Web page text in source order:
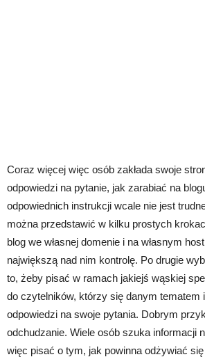
Coraz więcej więc osób zakłada swoje
odpowiedzi na pytanie, jak zarabiać na
odpowiednich instrukcji wcale nie jest
można przedstawić w kilku prostych
blog we własnej domenie i na własnym
największą nad nim kontrolę. Po drugie
to, żeby pisać w ramach jakiejś wąskiej
do czytelników, którzy się danym tematem
odpowiedzi na swoje pytania. Dobrym
odchudzanie. Wiele osób szuka informacji
więc pisać o tym, jak powinna odżywiać